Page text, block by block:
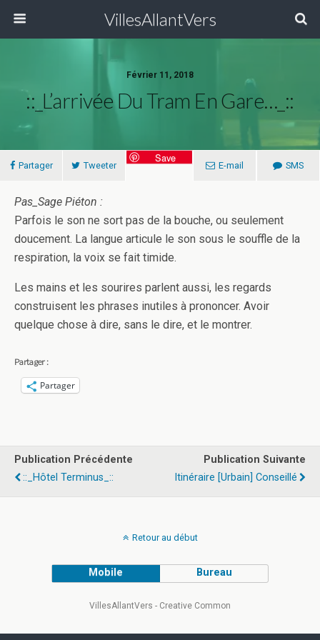
VillesAllantVers
Février 11, 2018
::_L’arrivée Du Tram En Gare…_::
Partager Tweeter
Save
E-mail SMS
Pas_Sage Piéton :
Parfois le son ne sort pas de la bouche, ou seulement
doucement. La langue articule le son sous le souffle de la
respiration, la voix se fait timide.
Les mains et les sourires parlent aussi, les regards
construisent les phrases inutiles à prononcer. Avoir
quelque chose à dire, sans le dire, et le montrer.
Partager :
Partager
Publication Précédente
::_Hôtel Terminus_::
Publication Suivante
Itinéraire [urbain] Conseillé
Retour au début
Mobile Bureau
VillesAllantVers - Creative Common